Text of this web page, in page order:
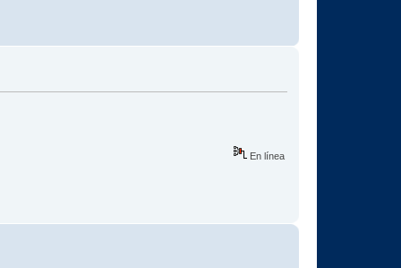
En línea